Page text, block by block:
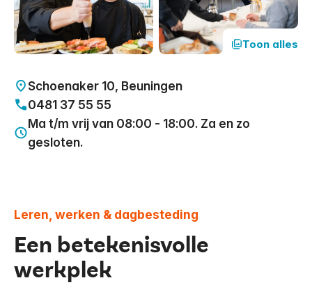
Schoenaker 10, Beuningen
0481 37 55 55
Ma t/m vrij van 08:00 - 18:00. Za en zo
gesloten.
Toon alles
Leren, werken & dagbesteding
Een betekenisvolle
werkplek